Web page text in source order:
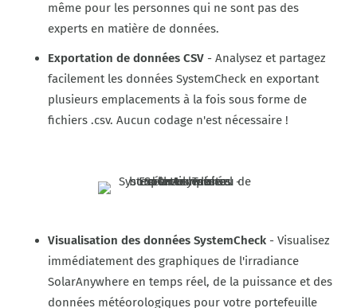
même pour les personnes qui ne sont pas des
experts en matière de données.
Exportation de données CSV- Analysez et partagez
facilement les données SystemCheck en exportant
plusieurs emplacements à la fois sous forme de
fichiers .csv. Aucun codage n'est nécessaire !
Visualisation des données SystemCheck- Visualisez
immédiatement des graphiques de l'irradiance
SolarAnywhere en temps réel, de la puissance et des
données météorologiques pour votre portefeuille